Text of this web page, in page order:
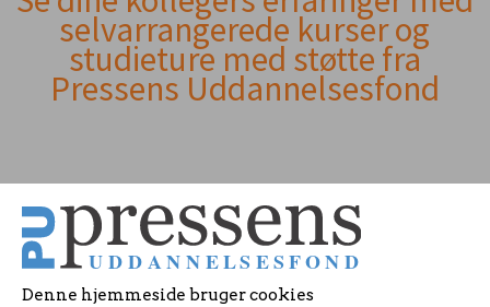
Denne hjemmeside bruger cookies
indhold
selvarrangerede kurser og
studieture med støtte fra
Pressens Uddannelsesfond
Tag fat i os med dine spørgsmål!
© 2017 Pressens Uddannelsesfond, Rådhuspladsen 16, 4. sal, 1550